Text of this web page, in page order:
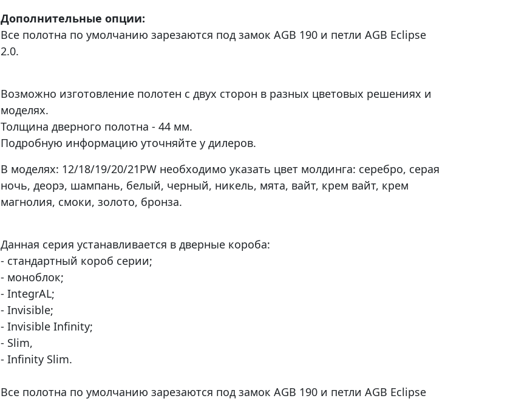
Дополнительные опции:
Все полотна по умолчанию зарезаются под замок AGB 190 и петли AGB Eclipse
2.0.
Возможно изготовление полотен с двух сторон в разных цветовых решениях и
моделях.
Толщина дверного полотна - 44 мм.
Подробную информацию уточняйте у дилеров.
В моделях: 12/18/19/20/21PW необходимо указать цвет молдинга: серебро, серая
ночь, деорэ, шампань, белый, черный, никель, мята, вайт, крем вайт, крем
магнолия, смоки, золото, бронза.
Данная серия устанавливается в дверные короба:
- стандартный короб серии;
- моноблок;
- IntegrAL;
- Invisible;
- Invisible Infinity;
- Slim,
- Infinity Slim.
Все полотна по умолчанию зарезаются под замок AGB 190 и петли AGB Eclipse